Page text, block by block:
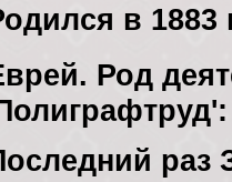
в 1883
Род